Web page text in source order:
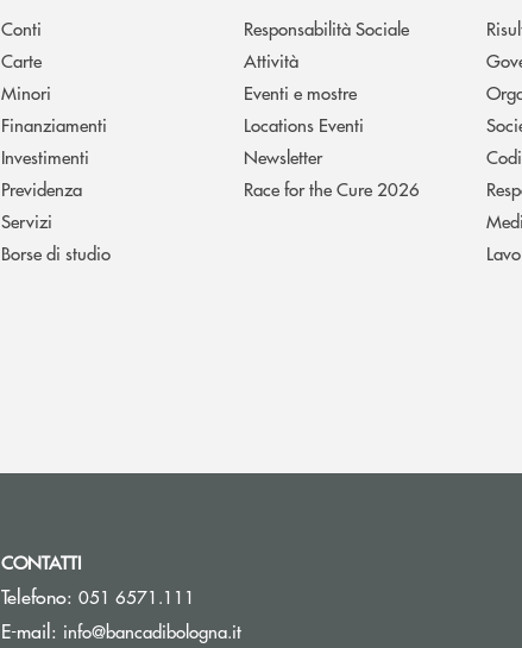
Conti
Carte
Minori
Finanziamenti
Investimenti
Previdenza
Servizi
Borse di studio
Responsabilità Sociale
Attività
Eventi e mostre
Locations Eventi
Newsletter
Race for the Cure 2026
CONTATTI
Telefono: 051 6571.111
E-mail: info@bancadibologna.it(si apre l’app di posta elettronica)